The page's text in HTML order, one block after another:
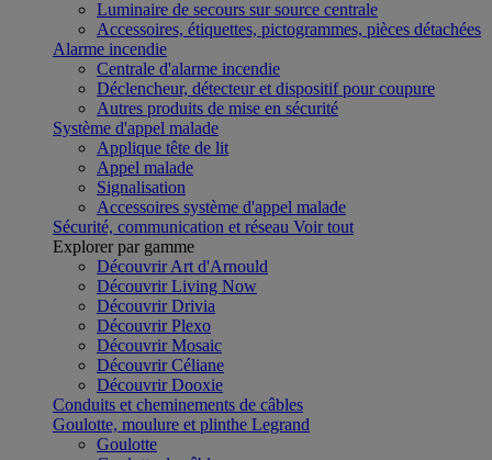
Luminaire de secours sur source centrale
Accessoires, étiquettes, pictogrammes, pièces détachées
Alarme incendie
Centrale d'alarme incendie
Déclencheur, détecteur et dispositif pour coupure
Autres produits de mise en sécurité
Système d'appel malade
Applique tête de lit
Appel malade
Signalisation
Accessoires système d'appel malade
Sécurité, communication et réseau Voir tout
Explorer par gamme
Découvrir Art d'Arnould
Découvrir Living Now
Découvrir Drivia
Découvrir Plexo
Découvrir Mosaic
Découvrir Céliane
Découvrir Dooxie
Conduits et cheminements de câbles
Goulotte, moulure et plinthe Legrand
Goulotte